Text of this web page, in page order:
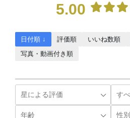
5.00
日付順 ↓ 評価順 いいね数順
写真・動画付き順